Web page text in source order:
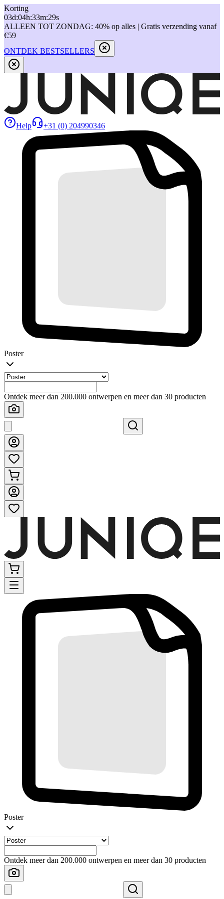
Korting
03d:04h:33m:29s
ALLEEN TOT ZONDAG: 40% op alles | Gratis verzending vanaf
€59
ONTDEK BESTSELLERS
Help +31 (0) 204990346
Poster
Ontdek meer dan 200.000 ontwerpen en meer dan 30 producten
Poster
Ontdek meer dan 200.000 ontwerpen en meer dan 30 producten